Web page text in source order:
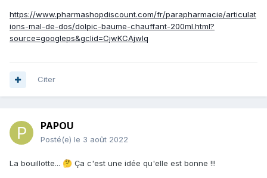
https://www.pharmashopdiscount.com/fr/parapharmacie/articulat
ions-mal-de-dos/dolpic-baume-chauffant-200ml.html?
source=googleps&gclid=CjwKCAjwlq
Citer
PAPOU
Posté(e) le 3 août 2022
La bouillotte... 🤔 Ça c'est une idée qu'elle est bonne !!!